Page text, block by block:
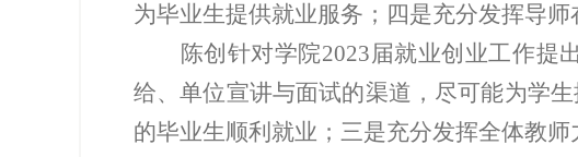
为毕业生提供就业服务；四是充分发挥导
陈创 针对学院2023届就业创业工作提
给、单位宣讲与面试的渠道，尽可能为学
的毕业生顺利就业 ； 三是充分发挥全体教师